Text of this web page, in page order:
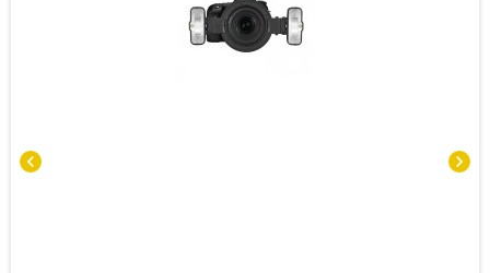
chevron_left chevron_right